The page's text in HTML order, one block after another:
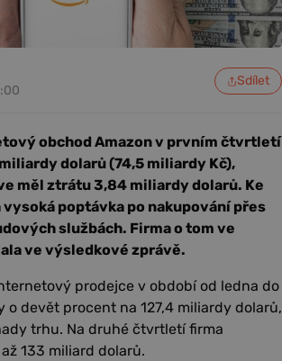
Sdílet
obchod Amazon v prvním čtvrtletí
dolarů (74,5 miliardy Kč),
měl ztrátu 3,84 miliardy dolarů. Ke
poptávka po nakupování přes
službách. Firma o tom ve
ve výsledkové zprávě.
prodejce v období od ledna do
o devět procent na 127,4 miliardy dolarů,
trhu. Na druhé čtvrtletí firma
133 miliard dolarů.